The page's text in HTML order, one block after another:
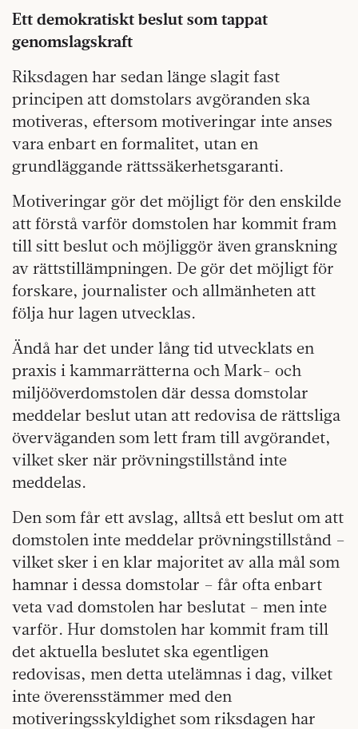
Ett demokratiskt beslut som tappat
genomslagskraft
Riksdagen har sedan länge slagit fast
principen att domstolars avgöranden ska
motiveras, eftersom motiveringar inte anses
vara enbart en formalitet, utan en
grundläggande rättssäkerhetsgaranti.
Motiveringar gör det möjligt för den enskilde
att förstå varför domstolen har kommit fram
till sitt beslut och möjliggör även granskning
av rättstillämpningen. De gör det möjligt för
forskare, journalister och allmänheten att
följa hur lagen utvecklas.
Ändå har det under lång tid utvecklats en
praxis i kammarrätterna och Mark- och
miljööverdomstolen där dessa domstolar
meddelar beslut utan att redovisa de rättsliga
överväganden som lett fram till avgörandet,
vilket sker när prövningstillstånd inte
meddelas.
Den som får ett avslag, alltså ett beslut om att
domstolen inte meddelar prövningstillstånd –
vilket sker i en klar majoritet av alla mål som
hamnar i dessa domstolar – får ofta enbart
veta vad domstolen har beslutat – men inte
varför. Hur domstolen har kommit fram till
det aktuella beslutet ska egentligen
redovisas, men detta utelämnas i dag, vilket
inte överensstämmer med den
motiveringsskyldighet som riksdagen har